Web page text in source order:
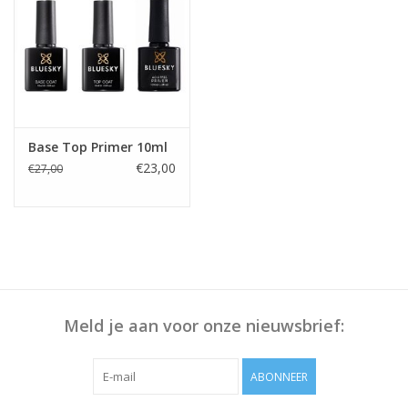
Base Top Primer 10ml
€27,00 €23,00
Meld je aan voor onze nieuwsbrief:
ABONNEER